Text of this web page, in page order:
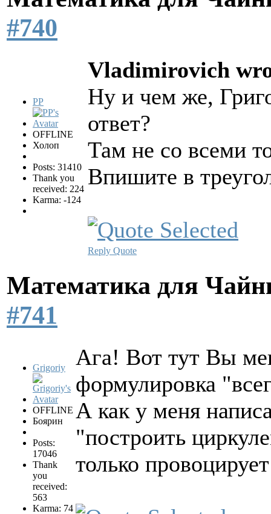
#740
PP
OFFLINE
Холоп
Posts: 31410
Thank you
received: 224
Karma: -124
Vladimirovich
Ну и чем же,
ответ?
Там не со всеми
Впишите в
Reply Quote
Математика для
#741
Grigoriy
OFFLINE
Боярин
Posts:
17046
Thank
you
received:
563
Karma: 74
Ага! Вот тут Вы
формулировка
А как у меня
"построить
только